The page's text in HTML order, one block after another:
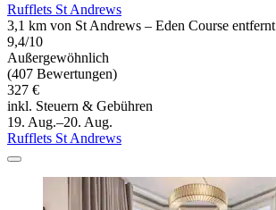
Rufflets St Andrews
3,1 km von St Andrews – Eden Course entfernt
9,4/10
Außergewöhnlich
(407 Bewertungen)
327 €
inkl. Steuern & Gebühren
19. Aug.–20. Aug.
Rufflets St Andrews